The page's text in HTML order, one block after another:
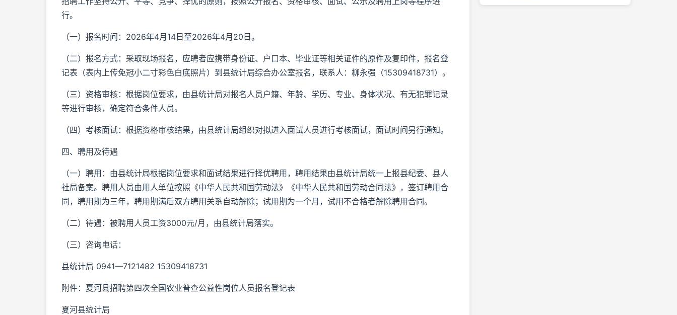
行。
（一）报名时间：2026年4月14日至2026年4月20日。
（二）报名方式：采取现场报名，应聘者应携带身份证、户口本、毕业证等相关证件的原件及复印件，报名登
记表（表内上传免冠小二寸彩色白底照片）到县统计局综合办公室报名，联系人：柳永强（15309418731）。
（三）资格审核：根据岗位要求，由县统计局对报名人员户籍、年龄、学历、专业、身体状况、有无犯罪记录
等进行审核，确定符合条件人员。
（四）考核面试：根据资格审核结果，由县统计局组织对拟进入面试人员进行考核面试，面试时间另行通知。
四、聘用及待遇
（一）聘用：由县统计局根据岗位要求和面试结果进行择优聘用，聘用结果由县统计局统一上报县纪委、县人
社局备案。聘用人员由用人单位按照《中华人民共和国劳动法》《中华人民共和国劳动合同法》，签订聘用合
同，聘用期为三年，聘用期满后双方聘用关系自动解除；试用期为一个月，试用不合格者解除聘用合同。
（二）待遇：被聘用人员工资3000元/月，由县统计局落实。
（三）咨询电话：
县统计局 0941—7121482 15309418731
附件：夏河县招聘第四次全国农业普查公益性岗位人员报名登记表
夏河县统计局